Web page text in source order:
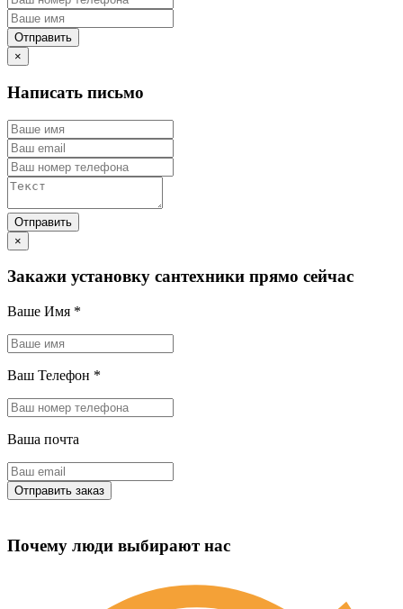
×
Написать письмо
×
Закажи установку сантехники прямо сейчас
Ваше Имя *
Ваш Телефон *
Ваша почта
Почему люди выбирают нас